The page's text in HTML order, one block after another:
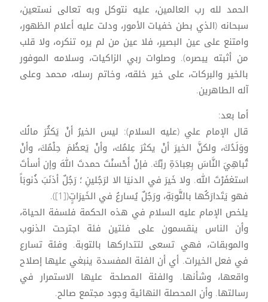
الحمد لله رب العالمين، عليه نتوكل وبه تعالى نستعين،
سبحانه (الذي بطن خفيات الأمور، ودلت عليه أعلام الظهور،
وامتنع على عين البصير، فلا عين من لم يره تنكره، ولا قلب
من أثبته يبصره). وصلوات ربي الزاكيات، وسلامه الموفور
بالخير والبركات، على خير خلقه، وخاتم رسله، محمد وعلى
آله الطاهرين.
أما بعد:
قال الإمام علي (عليه السلام): ليس الخيرُ أنْ يَكثُرَ مالُك
ووَلَدُكَ، ولكنَّ الخيرَ أنْ يكثرَ عِلمُك، وأنْ يَعظُمَ حِلْمُكَ، وأنْ
تُباهِيَ النَّاسَ بِعِبادَةِ ربِّكَ. فإنْ أَحْسنْتَ حمدتَ اللهَ وإن أسأتَ
استغفَرْتَ الله. ولا خَيرَ في الدنيَا الا لرَجُلينِ ؛ رَجُلٌ أذنَبَ ذُنوبَاً
فهو يَتَدارَكُها بالتَّوبَةِ، ورَجُلٌ يُسارعُ في الخَيرَاتِِِ([1]).
يلخص الإمام عليه السلام في هذه الحكمة فلسفة الحياة،
وأن الناس ينقسمون على فئتين فئة اجترحت الذنوب
والموبقات، فهي تسعى لتتداركها بالتوبة. وفئة تسارع
في فعل الخيرات. أي أن الفئة المفسدة ينبغي عليها إصلاح
واقعها، وشأنها. والفئة المصلحة عليها الاستمرار في
رسالتها. وأن المحصلة النهائية وجود مجتمع صالح.